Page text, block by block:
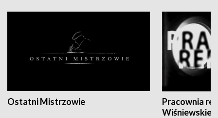
Ostatni Mistrzowie
Pracownia